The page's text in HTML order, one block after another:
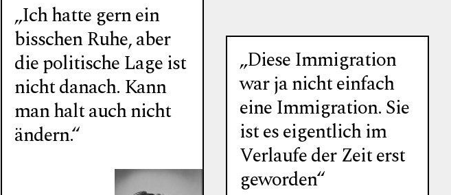
„Ich hatte gern ein
bisschen Ruhe, aber
die politische Lage ist
nicht danach. Kann
man halt auch nicht
ändern.“
„Diese Immigration
war ja nicht einfach
eine Immigration. Sie
ist es eigentlich im
Verlaufe der Zeit erst
geworden“